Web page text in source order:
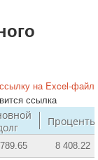
на Excel-файл
ссылка
Проценты
8 408.22